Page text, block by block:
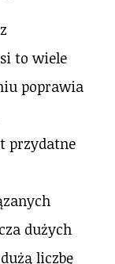
to wiele
poprawia
przydatne
dużych
liczbę